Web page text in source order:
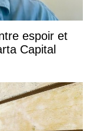
espoir et
Capital